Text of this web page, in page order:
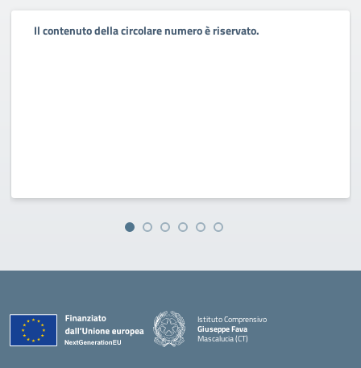
Il contenuto della circolare numero è riservato.
Istituto Comprensivo
Giuseppe Fava
Mascalucia (CT)